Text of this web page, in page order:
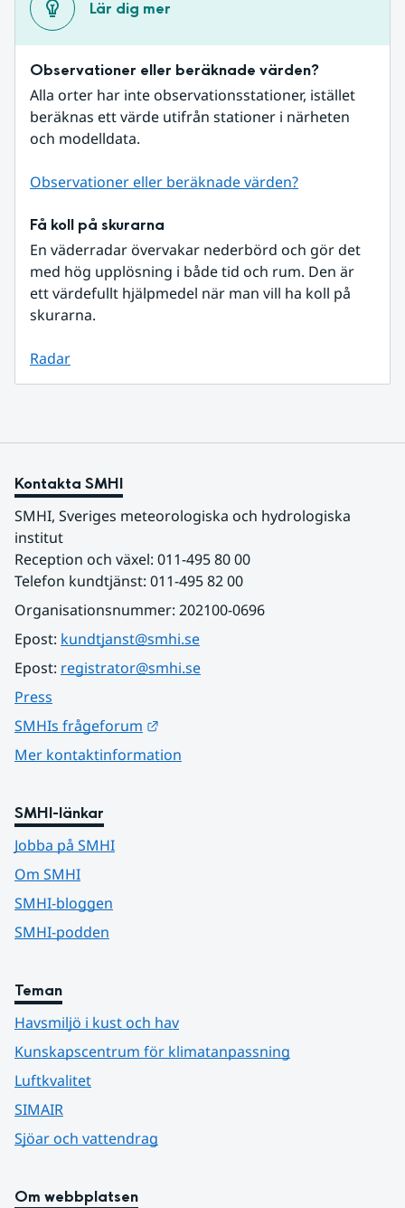
Lär dig mer
Observationer eller beräknade värden?
Alla orter har inte observationsstationer, istället
beräknas ett värde utifrån stationer i närheten
och modelldata.
Observationer eller beräknade värden?
Få koll på skurarna
En väderradar övervakar nederbörd och gör det
med hög upplösning i både tid och rum. Den är
ett värdefullt hjälpmedel när man vill ha koll på
skurarna.
Radar
Kontakta SMHI
SMHI, Sveriges meteorologiska och hydrologiska
institut
Reception och växel: 011-495 80 00
Telefon kundtjänst: 011-495 82 00
Organisationsnummer: 202100-0696
Epost: kundtjanst@smhi.se
Epost: registrator@smhi.se
Press
SMHIs frågeforum
Mer kontaktinformation
SMHI-länkar
Jobba på SMHI
Om SMHI
SMHI-bloggen
SMHI-podden
Teman
Havsmiljö i kust och hav
Kunskapscentrum för klimatanpassning
Luftkvalitet
SIMAIR
Sjöar och vattendrag
Om webbplatsen